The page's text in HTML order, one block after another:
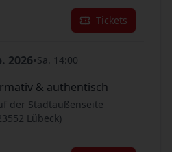
Tickets
2026•Sa. 14:00
& authentisch
der Stadtaußenseite
Lübeck)